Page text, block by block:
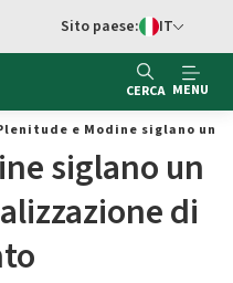
Switch di
Sito paese: IT
CERCA MENU
e Modine siglano un
siglano un
di